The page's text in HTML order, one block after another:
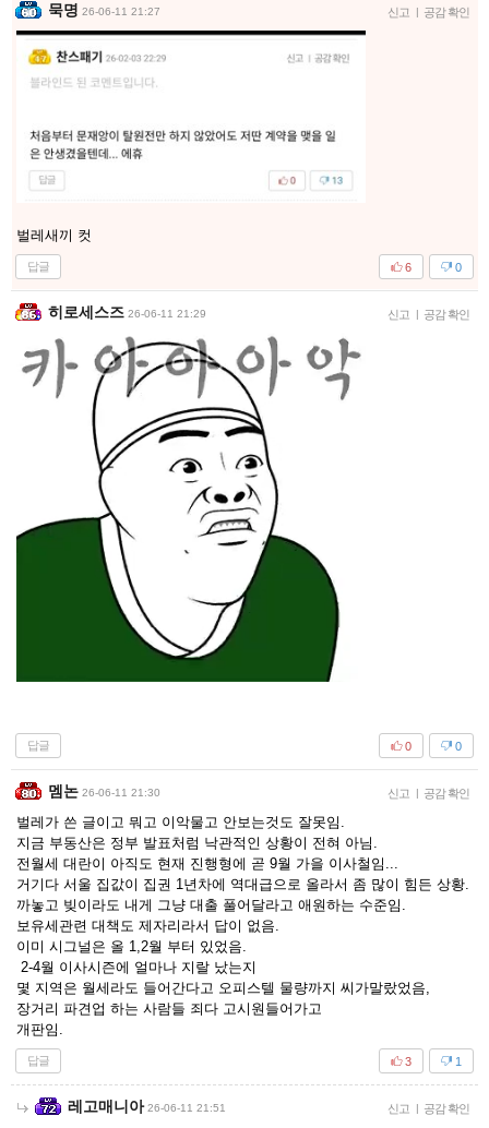
묵명 26-06-11 21:27 신고 | 공감 확인
벌레새끼 컷
답글 0
6
히로세스즈 26-06-11 21:29 신고 공감 확인
답글 0
0
멤논 26-06-11 21:30 신고 공감 확인
벌레가 쓴 글이고 뭐고 이악물고 안보는것도 잘못임.
지금 부동산은 정부 발표처럼 낙관적인 상황이 전혀 아님.
전월세 대란이 아직도 현재 진행형에 곧 9월 가을 이사철임...
거기다 서울 집값이 집권 1년차에 역대급으로 올라서 좀 많이 힘든 상황.
까놓고 빚이라도 내게 그냥 대출 풀어달라고 애원하는 수준임.
보유세관련 대책도 제자리라서 답이 없음.
이미 시그널은 올 1,2월 부터 있었음.
2-4월 이사시즌에 얼마나 지랄 났는지
몇 지역은 월세라도 들어간다고 오피스텔 물량까지 씨가말랐었음,
장거리 파견업 하는 사람들 죄다 고시원들어가고
개판임.
답글 1
3
레고매니아 26-06-11 21:51 신고 공감 확인